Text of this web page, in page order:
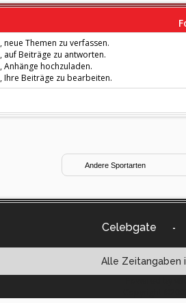
, neue Themen zu verfassen.
, auf Beiträge zu antworten.
, Anhänge hochzuladen.
, Ihre Beiträge zu bearbeiten.
Celebgate -
Alle Zeitangaben